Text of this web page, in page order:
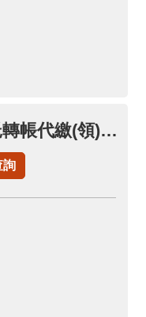
申請、變更、終止委託轉帳代繳(領)各項稅款(限本人帳戶)
詢